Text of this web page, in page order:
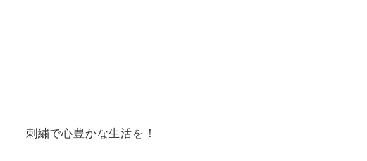
刺繍で心豊かな生活を！